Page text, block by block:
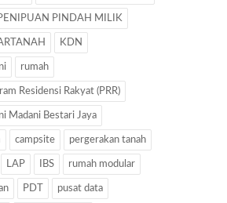
PINDAH MILIK
KDN
rumah
Residensi Rakyat (PRR)
Madani Bestari Jaya
campsite pergerakan tanah
LAP IBS rumah modular
PDT pusat data